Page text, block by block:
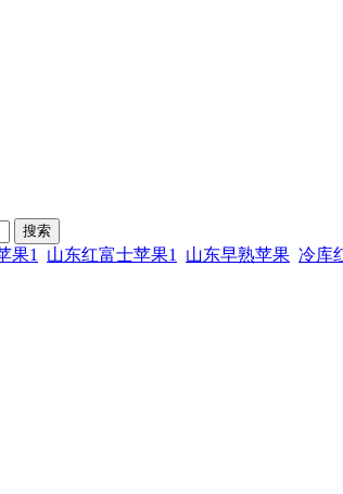
果1 山东红富士苹果1 山东早熟苹果 冷库